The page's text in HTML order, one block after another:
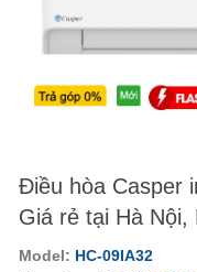
Điều hòa Casper
Giá rẻ tại Hà Nội,
Model: HC-09IA32